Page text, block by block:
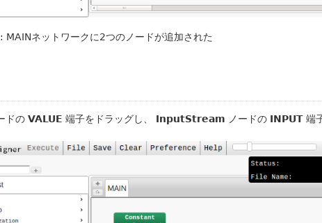
MAINネットワークに2つのノードが追加された
ドの VALUE 端子をドラッグし、 InputStream ノードの INPUT 端